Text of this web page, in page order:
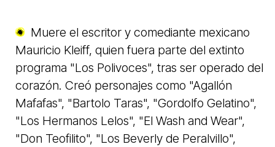
Muere el escritor y comediante mexicano
Mauricio Kleiff, quien fuera parte del extinto
programa "Los Polivoces", tras ser operado del
corazón. Creó personajes como "Agallón
Mafafas", "Bartolo Taras", "Gordolfo Gelatino",
"Los Hermanos Lelos", "El Wash and Wear",
"Don Teofilito", "Los Beverly de Peralvillo",